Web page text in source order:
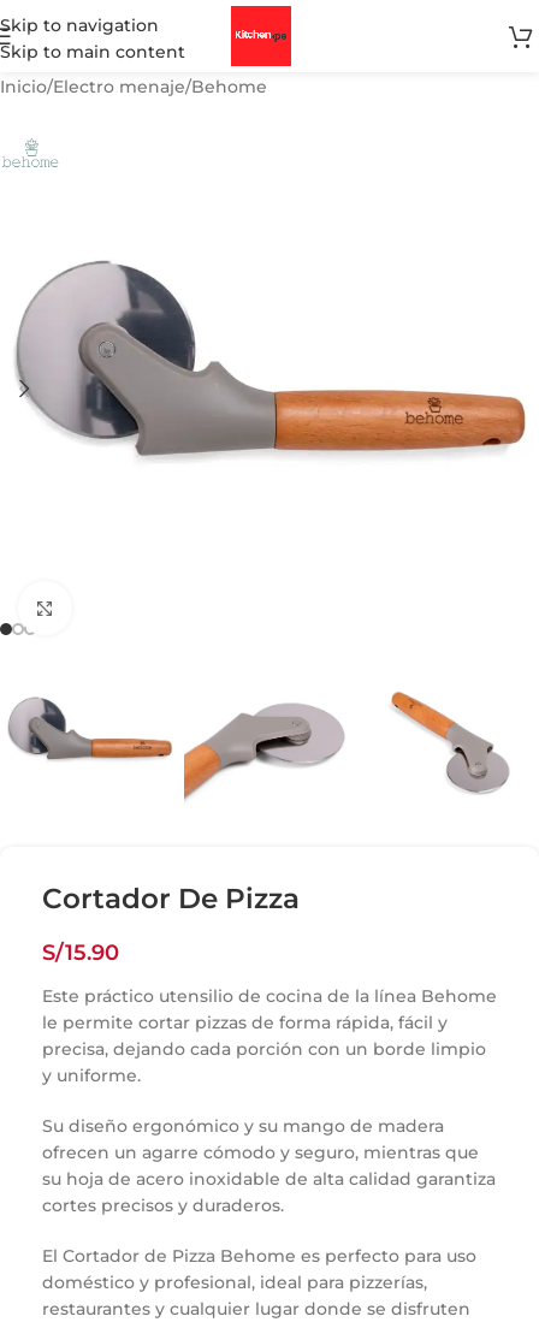
Skip to navigation
Skip to main content
Inicio/Electro menaje/Behome
Cortador De Pizza
S/15.90
Este práctico utensilio de cocina de la línea Behome
le permite cortar pizzas de forma rápida, fácil y
precisa, dejando cada porción con un borde limpio
y uniforme.
Su diseño ergonómico y su mango de madera
ofrecen un agarre cómodo y seguro, mientras que
su hoja de acero inoxidable de alta calidad garantiza
cortes precisos y duraderos.
El Cortador de Pizza Behome es perfecto para uso
doméstico y profesional, ideal para pizzerías,
restaurantes y cualquier lugar donde se disfruten